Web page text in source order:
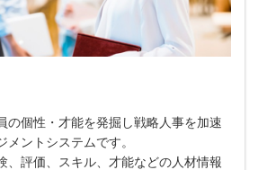
の個性・才能を発掘し戦略人事を加速
ントシステムです。
、評価、スキル、才能などの人材情報